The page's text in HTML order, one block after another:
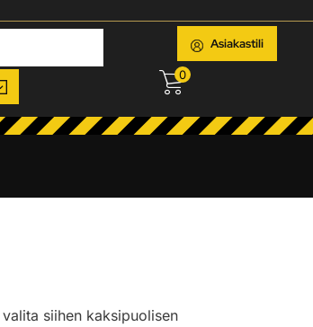
Asiakastili
0
siihen kaksipuolisen